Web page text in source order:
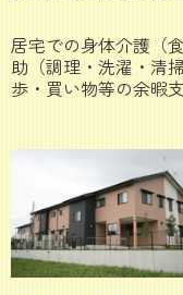
居宅での身体介護（
助（調理・洗濯・清
歩・買い物等の余暇